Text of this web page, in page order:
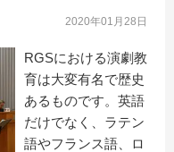
2020年01月28日
RGSにおける演劇教
育は大変有名で歴史
あるものです。英語
だけでなく、ラテン
語やフランス語、ロ